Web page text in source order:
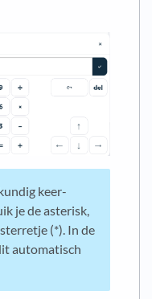
keer-
je de asterisk,
(*). In de
automatisch